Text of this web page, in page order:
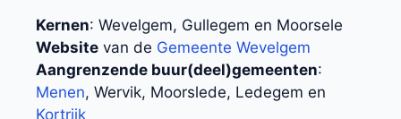
Kernen: Wevelgem, Gullegem en Moorsele
Website van de Gemeente Wevelgem
Aangrenzende buur(deel)gemeenten:
Menen, Wervik, Moorslede, Ledegem en
Kortrijk